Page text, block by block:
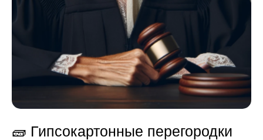
🧱 Гипсокартонные перегородки